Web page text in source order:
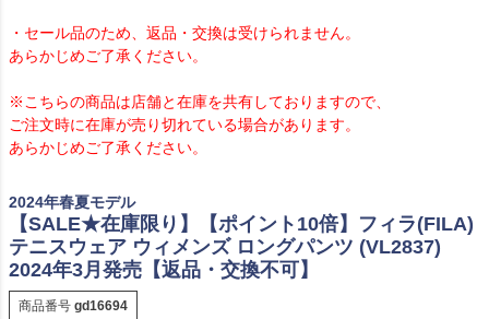
・セール品のため、返品・交換は受けられません。
あらかじめご了承ください。
※こちらの商品は店舗と在庫を共有しておりますので、
ご注文時に在庫が売り切れている場合があります。
あらかじめご了承ください。
2024年春夏モデル
【SALE★在庫限り】【ポイント10倍】フィラ(FILA)
テニスウェア ウィメンズ ロングパンツ (VL2837)
2024年3月発売【返品・交換不可】
商品番号 gd16694